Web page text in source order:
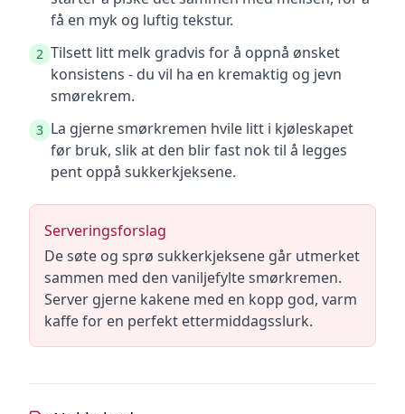
få en myk og luftig tekstur.
2 Tilsett litt melk gradvis for å oppnå ønsket
konsistens - du vil ha en kremaktig og jevn
smørekrem.
3 La gjerne smørkremen hvile litt i kjøleskapet
før bruk, slik at den blir fast nok til å legges
pent oppå sukkerkjeksene.
Serveringsforslag
De søte og sprø sukkerkjeksene går utmerket
sammen med den vaniljefylte smørkremen.
Server gjerne kakene med en kopp god, varm
kaffe for en perfekt ettermiddagsslurk.